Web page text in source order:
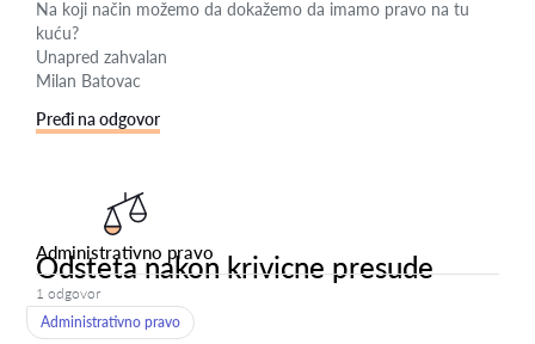
Na koji način možemo da dokažemo da imamo pravo na tu
kuću?
Unapred zahvalan
Milan Batovac
Pređi na odgovor
Administrativno pravo
Odsteta nakon krivicne presude
1 odgovor
Administrativno pravo